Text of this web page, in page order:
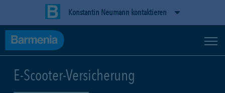
Konstantin Neumann kontaktieren
E-Scooter-Versicherung